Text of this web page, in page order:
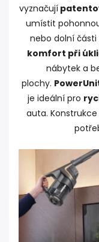
vyznačují
umístit
nebo dolní
komfort při
nábytek a
plochy.
je ideální pro
auta.